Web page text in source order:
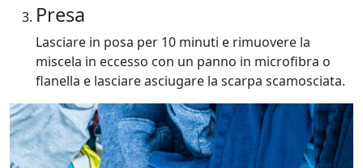
Presa
Lasciare in posa per 10 minuti e rimuovere la
miscela in eccesso con un panno in microfibra o
flanella e lasciare asciugare la scarpa scamosciata.